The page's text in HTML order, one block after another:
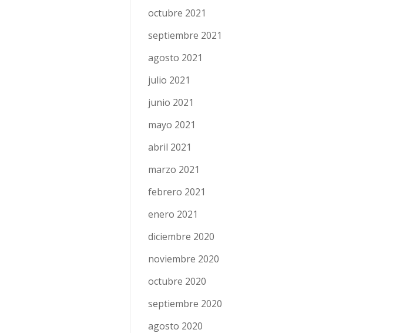
octubre 2021
septiembre 2021
agosto 2021
julio 2021
junio 2021
mayo 2021
abril 2021
marzo 2021
febrero 2021
enero 2021
diciembre 2020
noviembre 2020
octubre 2020
septiembre 2020
agosto 2020